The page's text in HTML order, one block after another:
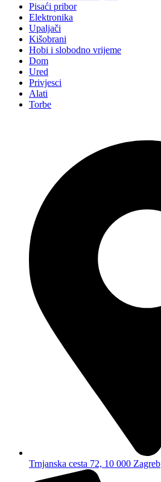
Pisaći pribor
Elektronika
Upaljači
Kišobrani
Hobi i slobodno vrijeme
Dom
Ured
Privjesci
Alati
Torbe
Trnjanska cesta 72, 10 000 Zagreb